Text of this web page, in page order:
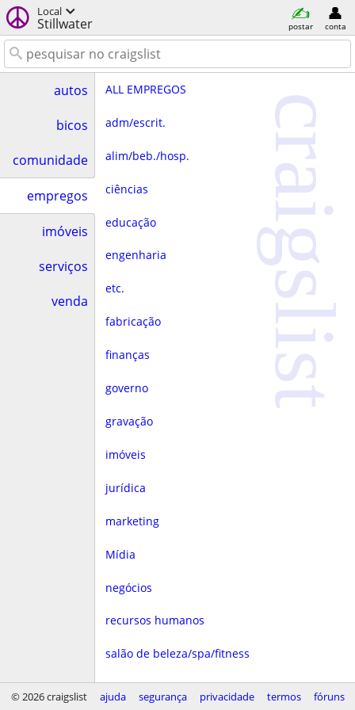
Local
Stillwater postar conta
autos
bicos
comunidade
empregos
imóveis
serviços
venda
ALL EMPREGOS
adm/escrit.
alim/beb./hosp.
ciências
educação
engenharia
etc.
fabricação
finanças
governo
gravação
imóveis
jurídica
marketing
Mídia
negócios
recursos humanos
salão de beleza/spa/fitness
saúde
craigslist
© 2026 craigslist ajuda segurança privacidade termos fóruns